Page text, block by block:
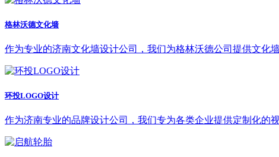
格林沃德文化墙
作为专业的济南文化墙设计公司，我们为格林沃德公司提供文化墙
环投LOGO设计
作为济南专业的品牌设计公司，我们专为各类企业提供定制化的